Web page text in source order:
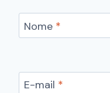
Nome *
E-mail *